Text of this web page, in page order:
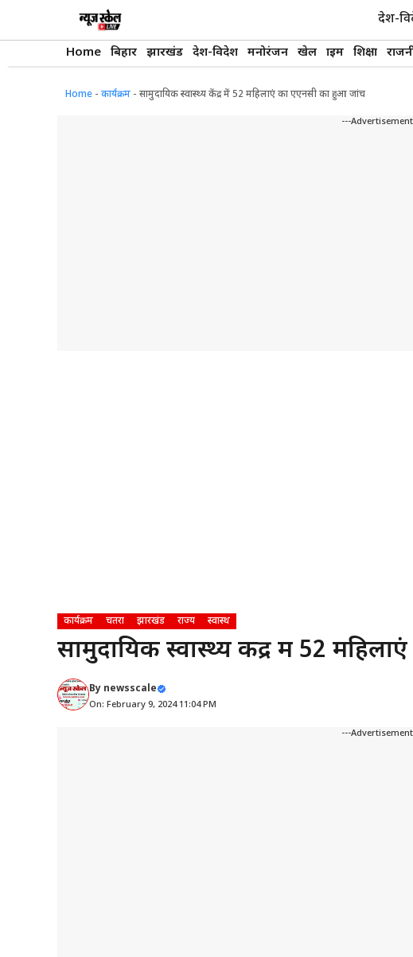
देश-
Home बिहार झारखंड देश-विदेश मनोरंजन खेल क्राइम शिक्षा
Home - कार्यक्रम - सामुदायिक स्वास्थ्य केंद्र में 52 महिलाएं का एएनसी का हुआ जांच
---
कार्यक्रम चतरा झारखंड राज्य स्वास्थ
सामुदायिक स्वास्थ्य केंद्र में 52
By newsscale
On: February 9, 2024 11:04 PM
---